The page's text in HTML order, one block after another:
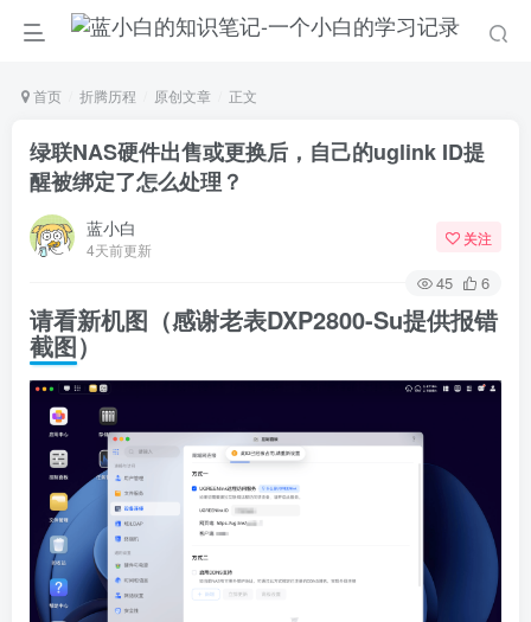
首页 折腾历程 原创文章 正文
绿联NAS硬件出售或更换后，自己的uglink ID提
醒被绑定了怎么处理？
蓝小白
4天前更新
关注
45 6
请看新机图（感谢老表DXP2800-Su提供报错
截图）